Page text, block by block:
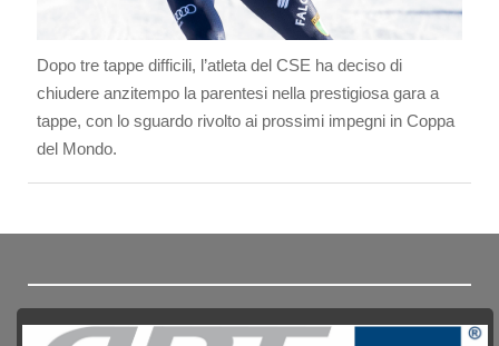
Dopo tre tappe difficili, l’atleta del CSE ha deciso di
chiudere anzitempo la parentesi nella prestigiosa gara a
tappe, con lo sguardo rivolto ai prossimi impegni in Coppa
del Mondo.